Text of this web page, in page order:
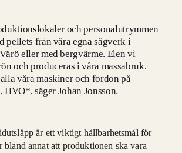
och personalutrymmen
pellets från våra egna sågverk i
eller med bergvärme. Elen vi
och produceras i våra massabruk.
våra maskiner och fordon på
säger Johan Jonsson.
är ett viktigt hållbarhetsmål för
bland annat att produktionen ska vara